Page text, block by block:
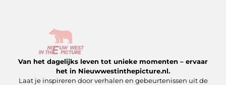
Van het dagelijks leven tot unieke momenten – ervaar
het in Nieuwwestinthepicture.nl.
Laat je inspireren door verhalen en gebeurtenissen uit de